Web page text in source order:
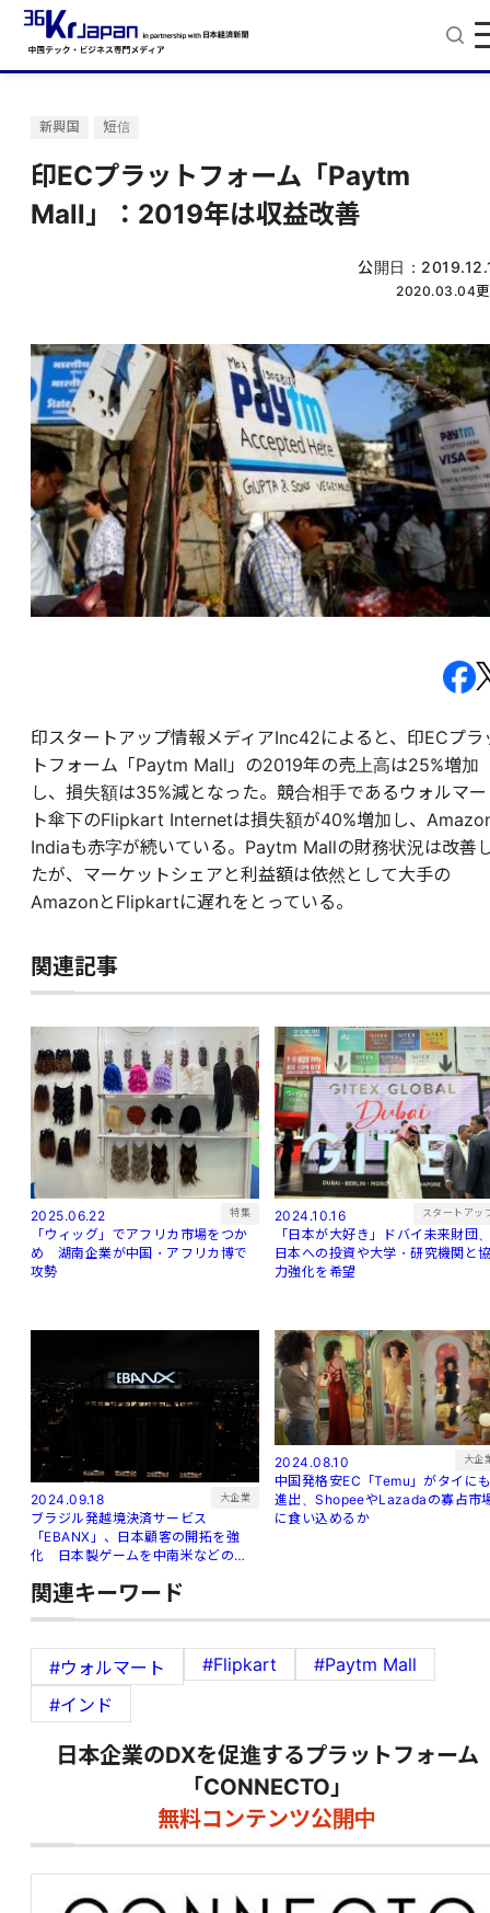
新興国 短信
印ECプラットフォーム「Paytm
Mall」：2019年は収益改善
公開日：
2020.03.04
印スタートアップ情報メディアInc42によると、印ECプラ
トフォーム「Paytm Mall」の2019年の売上高は25%増加
し、損失額は35%減となった。競合相手であるウォルマー
ト傘下のFlipkart Internetは損失額が40%増加し、
Indiaも赤字が続いている。Paytm Mallの財務状況は改善
たが、マーケットシェアと利益額は依然として大手の
AmazonとFlipkartに遅れをとっている。
関連記事
2025.06.22 特集
「ウィッグ」でアフリカ市場をつか
め 湖南企業が中国・アフリカ博で
攻勢
2024.10.16 スタートアッ
「日本が大好き」ドバイ未来財団
日本への投資や大学・研究機関と
力強化を希望
2024.09.18 大企業
ブラジル発越境決済サービス
「EBANX」、日本顧客の開拓を強
化 日本製ゲームを中南米などの新
2024.08.10 大企
中国発格安EC「Temu」がタイに
進出、ShopeeやLazadaの寡占市
に食い込めるか
関連キーワード
#ウォルマート #Flipkart
#Paytm Mall
#インド
日本企業のDXを促進するプラットフォーム
「CONNECTO」
無料コンテンツ公開中